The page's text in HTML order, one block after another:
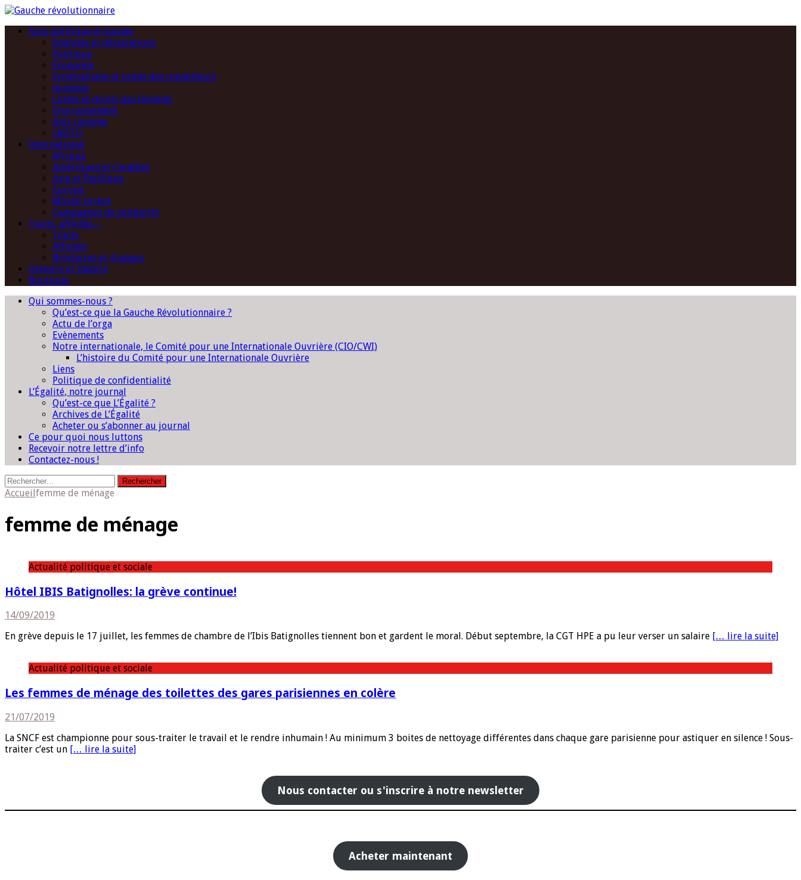
Actu politique et sociale
Analyses et déclarations
Politique
Economie
Syndicalisme et luttes des travailleurs
Jeunesse
Luttes et droits des femmes
Environnement
Anti-racisme
LBGTI+
International
Afrique
Amériques et Caraïbes
Asie et Pacifique
Europe
Moyen Orient
Campagnes de solidarité
Tracts, affiches…
Tracts
Affiches
Brochures et 4-pages
Histoire et théorie
Boutique
Qui sommes-nous ?
Qu’est-ce que la Gauche Révolutionnaire ?
Actu de l’orga
Evènements
Notre internationale, le Comité pour une Internationale Ouvrière (CIO/CWI)
L’histoire du Comité pour une Internationale Ouvrière
Liens
Politique de confidentialité
L’Égalité, notre journal
Qu’est-ce que L’Égalité ?
Archives de L’Égalité
Acheter ou s’abonner au journal
Ce pour quoi nous luttons
Recevoir notre lettre d’info
Contactez-nous !
Rechercher :
Accueilfemme de ménage
femme de ménage
Actualité politique et sociale
Hôtel IBIS Batignolles: la grève continue!
14/09/2019
En grève depuis le 17 juillet, les femmes de chambre de l’Ibis Batignolles tiennent bon et gardent le moral. Début septembre, la CGT HPE a pu leur verser un salaire [… lire la suite]
Actualité politique et sociale
Les femmes de ménage des toilettes des gares parisiennes en colère
21/07/2019
La SNCF est championne pour sous-traiter le travail et le rendre inhumain ! Au minimum 3 boites de nettoyage différentes dans chaque gare parisienne pour astiquer en silence ! Sous-
traiter c’est un [… lire la suite]
Nous contacter ou s'inscrire à notre newsletter
Acheter maintenant